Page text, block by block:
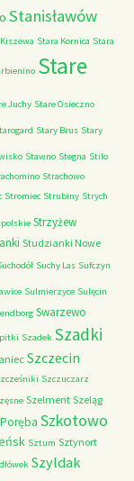
Stanisławów
Stara Kornica Stara
Stare
Juchy Stare Osieczno
Stary Brus Stary
Stawno Stegna Stilo
Strachowo
Stromiec Strubiny Strych
Strzyżew
Studzianki Nowe
Suchy Las Sufczyn
Sulmierzyce Sulęcin
Swarzewo
Szadek Szadki
Szczecin
Szczuczarz
Szelment Szeląg
Szkotowo
Sztum Sztynort
Szyldak